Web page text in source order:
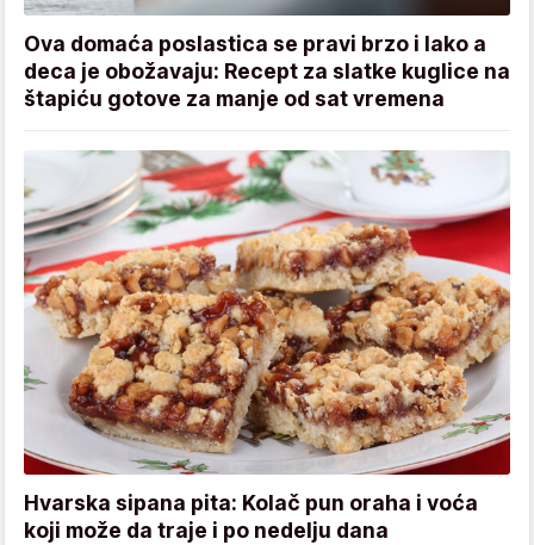
Ova domaća poslastica se pravi brzo i lako a
deca je obožavaju: Recept za slatke kuglice na
štapiću gotove za manje od sat vremena
Hvarska sipana pita: Kolač pun oraha i voća
koji može da traje i po nedelju dana